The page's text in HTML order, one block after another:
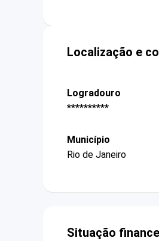
Localização e
Logradouro
**********
Município
Rio de Janeiro
Situação